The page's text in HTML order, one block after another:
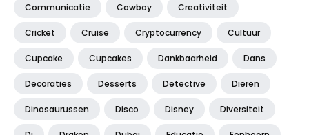
Communicatie Cowboy Creativiteit
Cricket Cruise Cryptocurrency Cultuur
Cupcake Cupcakes Dankbaarheid Dans
Decoraties Desserts Detective Dieren
Dinosaurussen Disco Disney Diversiteit